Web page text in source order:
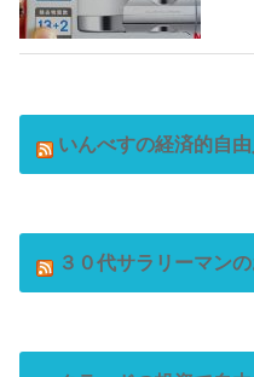
いんべすの経済的自
３０代サラリーマン